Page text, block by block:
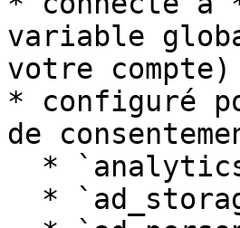
variable
votre compte)
* configuré
de